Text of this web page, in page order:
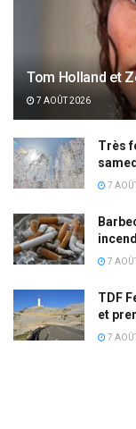
Tom Holland et
7 AOÛT 2026
Très
7
7
TDF
et
7